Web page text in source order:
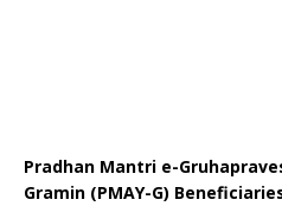
Pradhan Mantri e-
Gramin (PMAY-G)